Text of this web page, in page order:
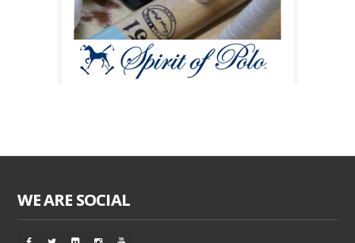
WE ARE SOCIAL